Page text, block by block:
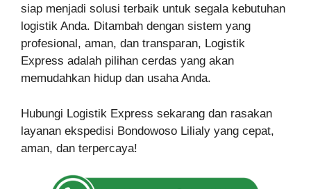
siap menjadi solusi terbaik untuk segala kebutuhan
logistik Anda. Ditambah dengan sistem yang
profesional, aman, dan transparan, Logistik
Express adalah pilihan cerdas yang akan
memudahkan hidup dan usaha Anda.
Hubungi Logistik Express sekarang dan rasakan
layanan ekspedisi Bondowoso Lilialy yang cepat,
aman, dan terpercaya!